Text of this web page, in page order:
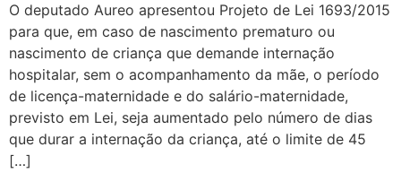
O deputado Aureo apresentou Projeto de Lei 1693/2015
para que, em caso de nascimento prematuro ou
nascimento de criança que demande internação
hospitalar, sem o acompanhamento da mãe, o período
de licença-maternidade e do salário-maternidade,
previsto em Lei, seja aumentado pelo número de dias
que durar a internação da criança, até o limite de 45
[…]